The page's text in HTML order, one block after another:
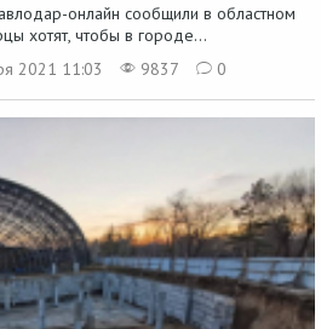
онлайн сообщили в областном
хотят, чтобы в городе...
2021 11:03 9837 0